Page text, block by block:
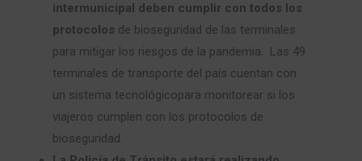
intermunicipal deben cumplir con todos los
protocolos de bioseguridad de las terminales
para mitigar los riesgos de la pandemia. Las 49
terminales de transporte del país cuentan con
un sistema tecnológicopara monitorear si los
viajeros cumplen con los protocolos de
bioseguridad.